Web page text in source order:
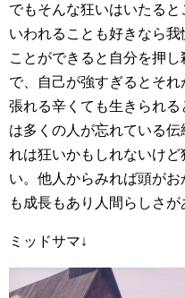
でもそんな狂いはいたる
いわれることも好きなら
ことができると自分を押
で、自己が強すぎるとそ
張れる辛くても生きられ
は多くの人が忘れている
れは狂いかもしれないけ
い。他人からみれば頭が
も成長もあり人間らしさが
ミッドサマ↓